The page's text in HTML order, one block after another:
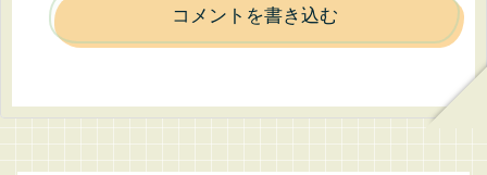
コメントを書き込む